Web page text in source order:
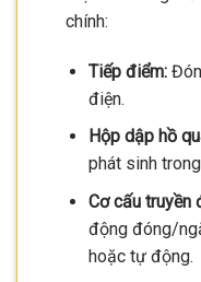
chính:
Tiếp điểm:
điện.
Hộp dập hồ
phát sinh
Cơ cấu truyền
động đóng/
hoặc tự động.